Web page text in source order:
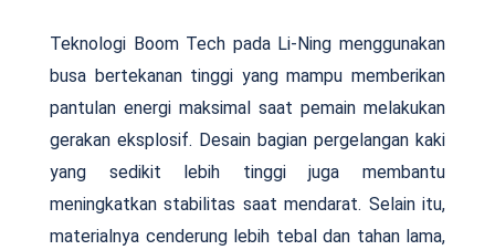
Teknologi Boom Tech pada Li-Ning menggunakan
busa bertekanan tinggi yang mampu memberikan
pantulan energi maksimal saat pemain melakukan
gerakan eksplosif. Desain bagian pergelangan kaki
yang sedikit lebih tinggi juga membantu
meningkatkan stabilitas saat mendarat. Selain itu,
materialnya cenderung lebih tebal dan tahan lama,